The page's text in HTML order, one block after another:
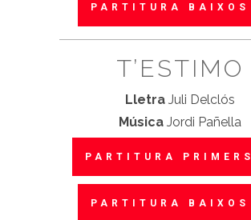
PARTITURA BAIXOS
T’ESTIMO
LletraJuli Delclós
MúsicaJordi Pañella
PARTITURA PRIMERS
PARTITURA BAIXOS